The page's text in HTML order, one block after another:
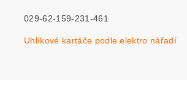
029-62-159-231-461
Uhlíkové kartáče podle elektro nářadí